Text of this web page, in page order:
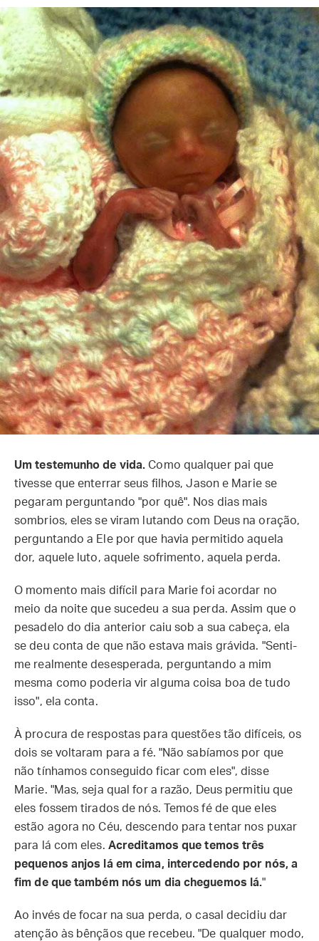
Um testemunho de vida. Como qualquer pai que
tivesse que enterrar seus filhos, Jason e Marie se
pegaram perguntando "por quê". Nos dias mais
sombrios, eles se viram lutando com Deus na oração,
perguntando a Ele por que havia permitido aquela
dor, aquele luto, aquele sofrimento, aquela perda.
O momento mais difícil para Marie foi acordar no
meio da noite que sucedeu a sua perda. Assim que o
pesadelo do dia anterior caiu sob a sua cabeça, ela
se deu conta de que não estava mais grávida. "Senti-
me realmente desesperada, perguntando a mim
mesma como poderia vir alguma coisa boa de tudo
isso", ela conta.
À procura de respostas para questões tão difíceis, os
dois se voltaram para a fé. "Não sabíamos por que
não tínhamos conseguido ficar com eles", disse
Marie. "Mas, seja qual for a razão, Deus permitiu que
eles fossem tirados de nós. Temos fé de que eles
estão agora no Céu, descendo para tentar nos puxar
para lá com eles. Acreditamos que temos três
pequenos anjos lá em cima, intercedendo por nós, a
fim de que também nós um dia cheguemos lá."
Ao invés de focar na sua perda, o casal decidiu dar
atenção às bênçãos que recebeu. "De qualquer modo,